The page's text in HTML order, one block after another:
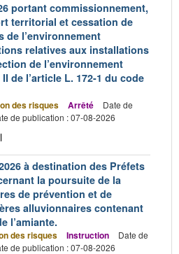
portant commissionnement,
territorial et cessation de
de l’environnement
relatives aux installations
de l’environnement
de l’article L. 172-1 du code
des risques Arrêté
Date de
de publication : 07-08-2026
à destination des Préfets
la poursuite de la
de prévention et de
alluvionnaires contenant
l’amiante.
des risques Instruction
Date de
de publication : 07-08-2026